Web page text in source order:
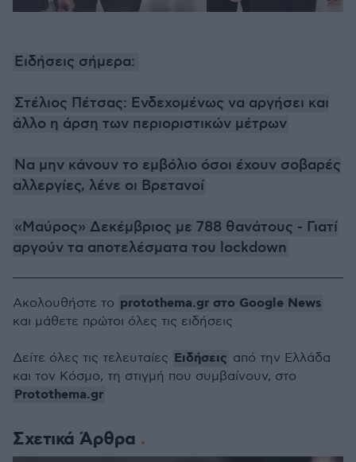
Ειδήσεις σήμερα:
Στέλιος Πέτσας: Ενδεχομένως να αργήσει και
άλλο η άρση των περιοριστικών μέτρων
Να μην κάνουν το εμβόλιο όσοι έχουν σοβαρές
αλλεργίες, λένε οι Βρετανοί
«Μαύρος» Δεκέμβριος με 788 θανάτους - Γιατί
αργούν τα αποτελέσματα του lockdown
Σχετικά Άρθρα
Ακολουθήστε το protothema.gr στο Google News
και μάθετε πρώτοι όλες τις ειδήσεις
Δείτε όλες τις τελευταίες Ειδήσεις από την Ελλάδα
και τον Κόσμο, τη στιγμή που συμβαίνουν, στο
Protothema.gr